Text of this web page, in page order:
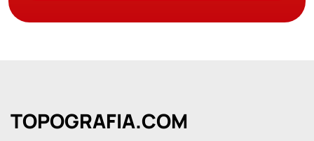
TOPOGRAFIA.COM